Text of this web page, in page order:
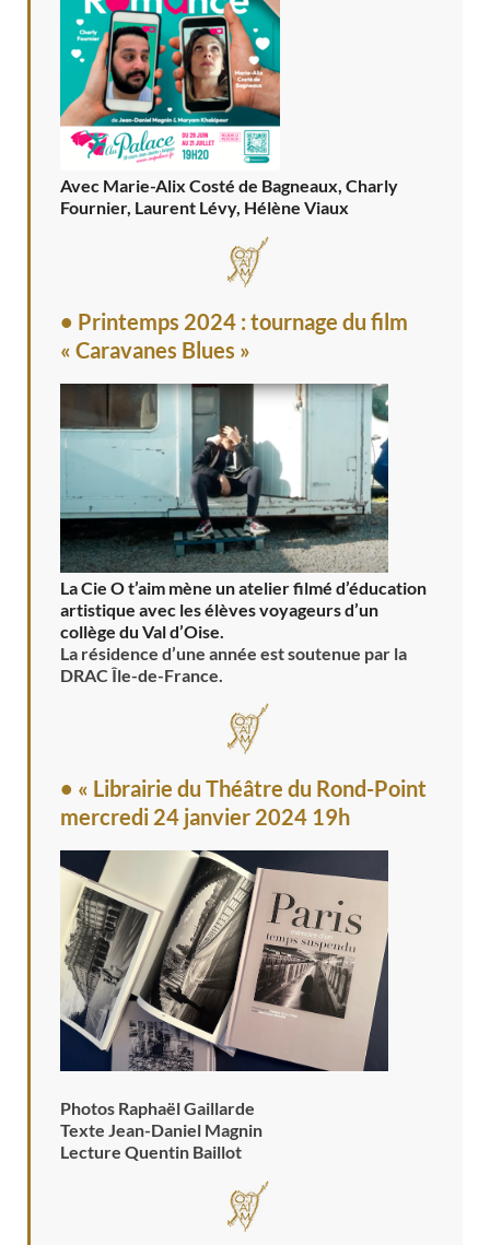
Avec Marie-Alix Costé de Bagneaux, Charly
Fournier, Laurent Lévy, Hélène Viaux
• Printemps 2024 : tournage du film
« Caravanes Blues »
La Cie O t’aim mène un atelier filmé d’éducation
artistique avec les élèves voyageurs d’un
collège du Val d’Oise.
La résidence d’une année est soutenue par la
DRAC Île-de-France.
• « Librairie du Théâtre du Rond-Point
mercredi 24 janvier 2024 19h
Photos Raphaël Gaillarde
Texte Jean-Daniel Magnin
Lecture Quentin Baillot